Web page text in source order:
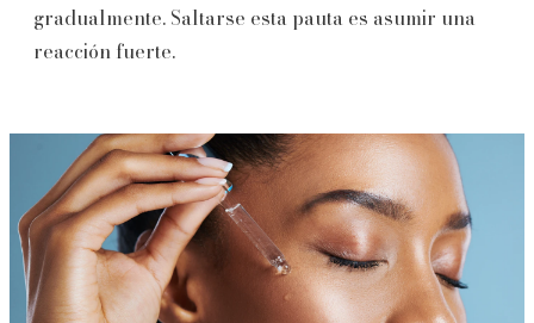
gradualmente. Saltarse esta pauta es asumir una
reacción fuerte.